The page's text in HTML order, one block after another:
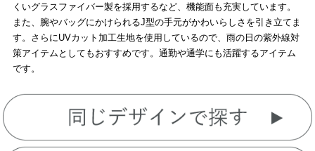
くいグラスファイバー製を採用するなど、機能面も充実しています。
また、腕やバッグにかけられるJ型の手元がかわいらしさを引き立てま
す。さらにUVカット加工生地を使用しているので、雨の日の紫外線対
策アイテムとしてもおすすめです。通勤や通学にも活躍するアイテム
です。